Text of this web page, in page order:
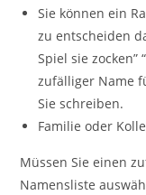
Sie können ein
zu entscheiden
Spiel sie
zufälliger Name
Sie schreiben.
Familie oder
Müssen Sie einen
Namensliste